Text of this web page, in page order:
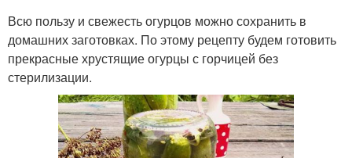
Всю пользу и свежесть огурцов можно сохранить в
домашних заготовках. По этому рецепту будем готовить
прекрасные хрустящие огурцы с горчицей без
стерилизации.